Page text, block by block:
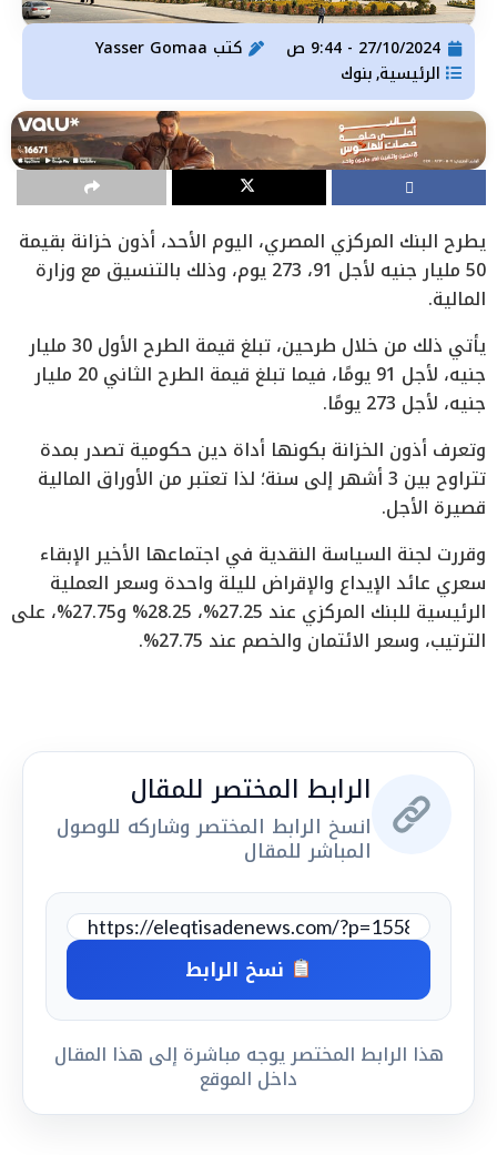
27/10/2024 - 9:44 ص كتب
الرئيسية, بنوك
يطرح البنك المركزي المصري، اليوم الأحد، أذون خزانة بقيمة
50 مليار جنيه لأجل 91، 273 يوم، وذلك بالتنسيق مع وزارة
المالية.
يأتي ذلك من خلال طرحين، تبلغ قيمة الطرح الأول 30 مليار
جنيه، لأجل 91 يومًا، فيما تبلغ قيمة الطرح الثاني 20 مليار
جنيه، لأجل 273 يومًا.
وتعرف أذون الخزانة بكونها أداة دين حكومية تصدر بمدة
تتراوح بين 3 أشهر إلى سنة؛ لذا تعتبر من الأوراق المالية
قصيرة الأجل.
وقررت لجنة السياسة النقدية في اجتماعها الأخير الإبقاء
سعري عائد الإيداع والإقراض لليلة واحدة وسعر العملية
الرئيسية للبنك المركزي عند 27.25%، 28.25% و27.75%، على
الترتيب، وسعر الائتمان والخصم عند 27.75%.
الرابط المختصر للمقال
انسخ الرابط المختصر وشاركه للوصول
المباشر للمقال
نسخ الرابط
هذا الرابط المختصر يوجه مباشرة إلى هذا المقال
داخل الموقع